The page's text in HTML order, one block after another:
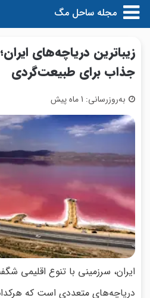
مجله ساحل مگ
جذاب برای طبیعت‌گردی
به‌روزرسانی: 1 ماه پیش
ایران، سرزمینی با تنوع اقلیمی
دریاچه‌های متعددی است که